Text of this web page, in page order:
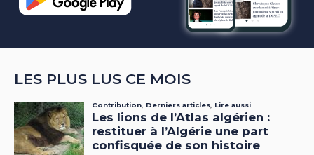
LES PLUS LUS CE MOIS